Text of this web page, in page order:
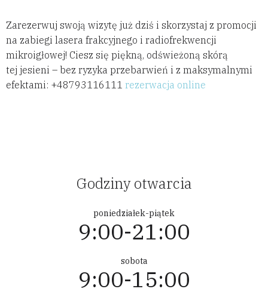
Zarezerwuj swoją wizytę już dziś i skorzystaj z promocji
na zabiegi lasera frakcyjnego i radiofrekwencji
mikroigłowej! Ciesz się piękną, odświeżoną skórą
tej jesieni – bez ryzyka przebarwień i z maksymalnymi
efektami: +48793116111 rezerwacja online
Godziny otwarcia
poniedziałek-piątek
9:00-21:00
sobota
9:00-15:00